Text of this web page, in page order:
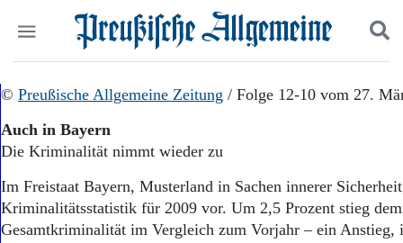
Politik
Panorama
Leben
Geschichte
Ostpreußen
Suchen und finden
© Preußische Allgemeine Zeitung / Folge 12-10 vom 27.
Auch in Bayern
Die Kriminalität nimmt wieder zu
Im Freistaat Bayern, Musterland in Sachen innerer
Kriminalitätsstatistik für 2009 vor. Um 2,5 Prozent stieg
Gesamtkriminalität im Vergleich zum Vorjahr – ein Anstieg,